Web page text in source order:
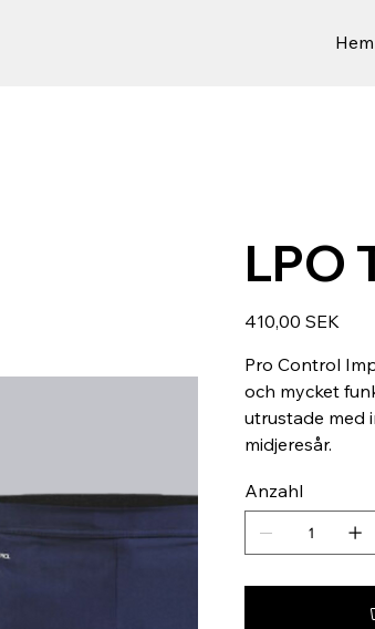
Hem
LPO
Preis
410,00 SEK
Pro Control
och mycket
utrustade med
midjeresår.
Anzahl